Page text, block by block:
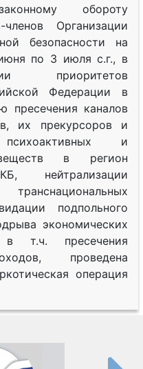
обороту
членов Организации
безопасности на
по 3 июля с.г., в
приоритетов
Федерации в
каналов
их прекурсоров и
и
в регион
нейтрализации
подпольного
экономических
в т.ч. пресечения
проведена
операция